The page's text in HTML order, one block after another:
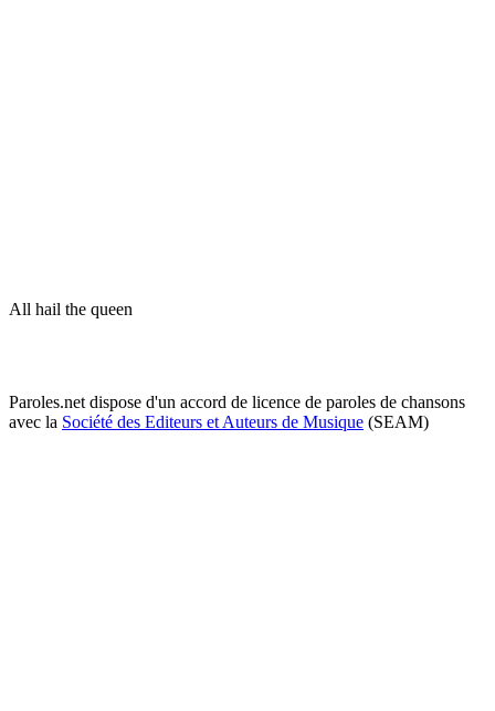
All hail the queen
Paroles.net dispose d'un accord de licence de paroles de chansons
avec la Société des Editeurs et Auteurs de Musique (SEAM)